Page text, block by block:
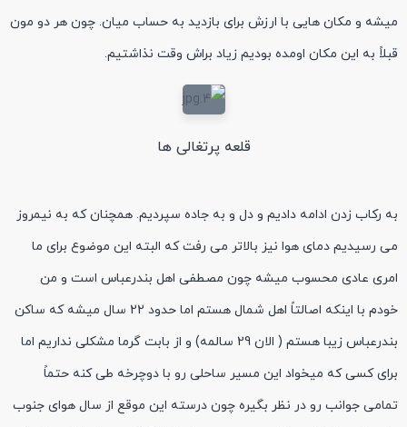
میشه و مکان هایی با ارزش برای بازدید به حساب میان. چون هر دو مون
قبلاً به این مکان اومده بودیم زیاد براش وقت نذاشتیم.
قلعه پرتغالی ها
به رکاب زدن ادامه دادیم و دل و به جاده سپردیم. همچنان که به نیمروز
می رسیدیم دمای هوا نیز بالاتر می رفت که البته این موضوع برای ما
امری عادی محسوب میشه چون مصطفی اهل بندرعباس است و من
خودم با اینکه اصالتاً اهل شمال هستم اما حدود 22 سال میشه که ساکن
بندرعباس زیبا هستم ( الان 29 سالمه) و از بابت گرما مشکلی نداریم اما
برای کسی که میخواد این مسیر ساحلی رو با دوچرخه طی کنه حتماً
تمامی جوانب رو در نظر بگیره چون درسته این موقع از سال هوای جنوب